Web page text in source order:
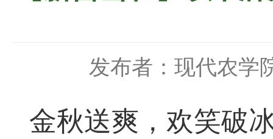
发布者：现代农学
金秋送爽，欢笑破